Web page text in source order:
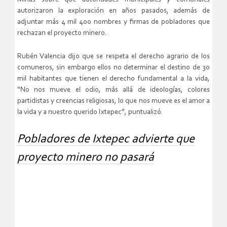
autorizaron la exploración en años pasados, además de
adjuntar más 4 mil 400 nombres y firmas de pobladores que
rechazan el proyecto minero.
Rubén Valencia dijo que se respeta el derecho agrario de los
comuneros, sin embargo ellos no determinar el destino de 30
mil habitantes que tienen el derecho fundamental a la vida,
“No nos mueve el odio, más allá de ideologías, colores
partidistas y creencias religiosas, lo que nos mueve es el amor a
la vida y a nuestro querido Ixtepec”, puntualizó.
Pobladores de Ixtepec advierte que
proyecto minero no pasará